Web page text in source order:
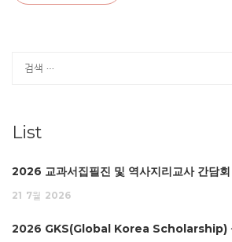
List
2026 교과서집필진 및 역사지리교사 간담회
21 7월 2026
2026 GKS(Global Korea Scholarship)